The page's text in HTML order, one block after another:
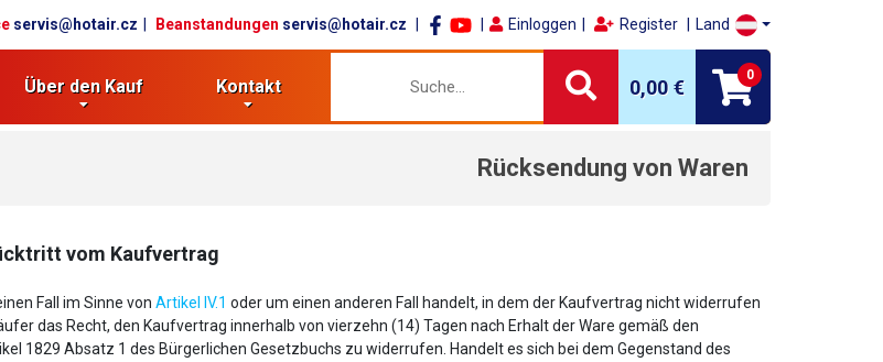
servis@hotair.cz Beanstandungen servis@hotair.cz Einloggen Register Land
Über den Kauf Kontakt 0,00 €
0
Rücksendung von Waren
vom Kaufvertrag
Fall im Sinne von Artikel IV.1 oder um einen anderen Fall handelt, in dem der Kaufvertrag nicht widerrufen
das Recht, den Kaufvertrag innerhalb von vierzehn (14) Tagen nach Erhalt der Ware gemäß den
1829 Absatz 1 des Bürgerlichen Gesetzbuchs zu widerrufen. Handelt es sich bei dem Gegenstand des